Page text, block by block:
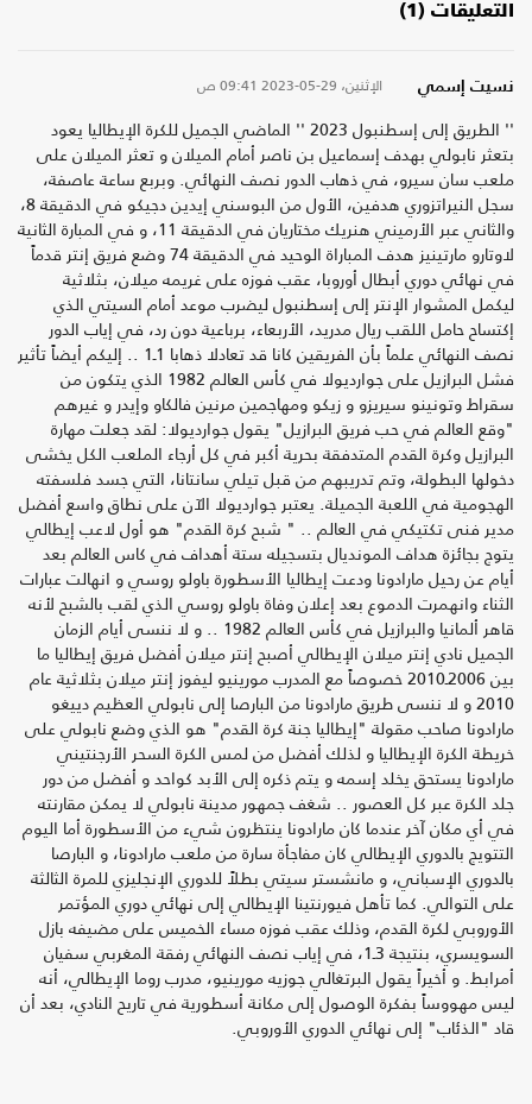
التعليقات (1)
نسيت إسمي الإثنين، 29-05-2023 09:41 ص
'' الطريق إلى إسطنبول 2023 '' الماضي الجميل للكرة الإيطاليا يعود
بتعثر نابولي بهدف إسماعيل بن ناصر أمام الميلان و تعثر الميلان على
ملعب سان سيرو، في ذهاب الدور نصف النهائي. وبربع ساعة عاصفة،
سجل النيراتزوري هدفين، الأول من البوسني إيدين دجيكو في الدقيقة 8،
والثاني عبر الأرميني هنريك مختاريان في الدقيقة 11، و في المبارة الثانية
لاوتارو مارتينيز هدف المباراة الوحيد في الدقيقة 74 وضع فريق إنتر قدماً
في نهائي دوري أبطال أوروبا، عقب فوزه على غريمه ميلان، بثلاثية
ليكمل المشوار الإنتر إلى إسطنبول ليضرب موعد أمام السيتي الذي
إكتساح حامل اللقب ريال مدريد، الأربعاء، برباعية دون رد، في إياب الدور
نصف النهائي علماً بأن الفريقين كانا قد تعادلا ذهابا 1ـ1 .. إليكم أيضاً تأثير
فشل البرازيل على جوارديولا في كأس العالم 1982 الذي يتكون من
سقراط وتونينو سيريزو و زيكو ومهاجمين مرنين فالكاو وإيدر و غيرهم
"وقع العالم في حب فريق البرازيل" يقول جوارديولا: لقد جعلت مهارة
البرازيل وكرة القدم المتدفقة بحرية أكبر في كل أرجاء الملعب الكل يخشى
دخولها البطولة، وتم تدريبهم من قبل تيلي سانتانا، التي جسد فلسفته
الهجومية في اللعبة الجميلة. يعتبر جوارديولا الآن على نطاق واسع أفضل
مدير فنى تكتيكي في العالم .. " شبح كرة القدم" هو أول لاعب إيطالي
يتوج بجائزة هداف المونديال بتسجيله ستة أهداف في كاس العالم بعد
أيام عن رحيل مارادونا ودعت إيطاليا الأسطورة باولو روسي و انهالت عبارات
الثناء وانهمرت الدموع بعد إعلان وفاة باولو روسي الذي لقب بالشبح لأنه
قاهر ألمانيا والبرازيل في كأس العالم 1982 .. و لا ننسى أيام الزمان
الجميل نادي إنتر ميلان الإيطالي أصبح إنتر ميلان أفضل فريق إيطاليا ما
بين 2006ـ2010 خصوصاً مع المدرب مورينيو ليفوز إنتر ميلان بثلاثية عام
2010 و لا ننسى طريق مارادونا من البارصا إلى نابولي العظيم دييغو
مارادونا صاحب مقولة "إيطاليا جنة كرة القدم" هو الذي وضع نابولي على
خريطة الكرة الإيطاليا و لذلك أفضل من لمس الكرة السحر الأرجنتيني
مارادونا يستحق يخلد إسمه و يتم ذكره إلى الأبد كواحد و أفضل من دور
جلد الكرة عبر كل العصور .. شغف جمهور مدينة نابولي لا يمكن مقارنته
في أي مكان آخر عندما كان مارادونا ينتظرون شيء من الأسطورة أما اليوم
التتويج بالدوري الإيطالي كان مفاجأة سارة من ملعب مارادونا، و البارصا
بالدوري الإسباني، و مانشستر سيتي بطلاً للدوري الإنجليزي للمرة الثالثة
على التوالي. كما تأهل فيورنتينا الإيطالي إلى نهائي دوري المؤتمر
الأوروبي لكرة القدم، وذلك عقب فوزه مساء الخميس على مضيفه بازل
السويسري، بنتيجة 3ـ1، في إياب نصف النهائي رفقة المغربي سفيان
أمرابط. و أخيراً يقول البرتغالي جوزيه مورينيو، مدرب روما الإيطالي، أنه
ليس مهووساً بفكرة الوصول إلى مكانة أسطورية في تاريح النادي، بعد أن
قاد "الذئاب" إلى نهائي الدوري الأوروبي.